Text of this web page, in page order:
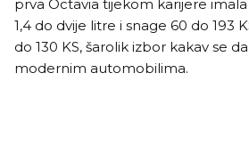
prva Octavia tijekom karijere
1,4 do dvije litre i snage 60 do 193
do 130 KS, šarolik izbor kakav se
modernim automobilima.